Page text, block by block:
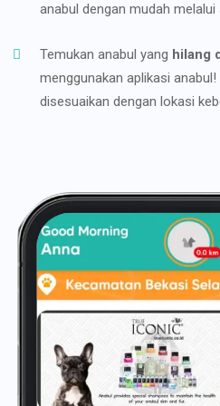
anabul dengan mudah melalui
Temukan anabul yang hilang
menggunakan aplikasi
disesuaikan dengan lokasi